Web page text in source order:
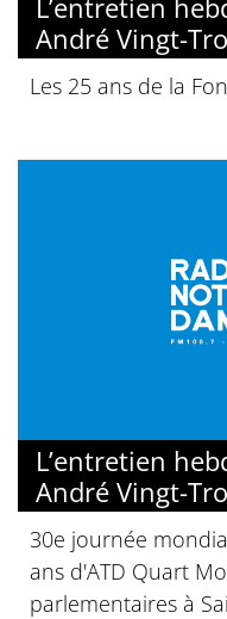
André Vingt-
Les 25 ans de la
L’entretien
André Vingt-
30e journée
ans d'ATD Quart
parlementaires à